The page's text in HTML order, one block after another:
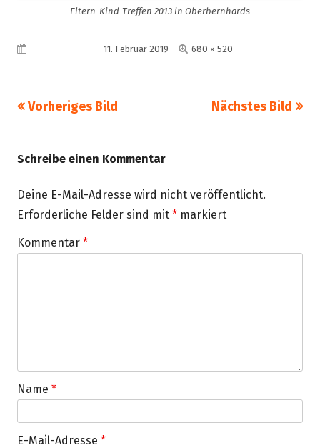
Eltern-Kind-Treffen 2013 in Oberbernhards
Veröffentlicht am11. Februar 2019 Volle
680 × 520
Vorheriges Bild Nächstes Bild
Schreibe einen Kommentar
Deine E-Mail-Adresse wird nicht veröffentlicht.
Erforderliche Felder sind mit * markiert
Kommentar *
Name *
E-Mail-Adresse *